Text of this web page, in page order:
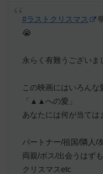
#ラストクリスマス
😭
永らく有難うございま
この映画にはいろん
「▲▲への愛」
あなたには何が当ては
パートナー/祖国/隣人/
両親/ボス/出会うはず
クリスマスetc